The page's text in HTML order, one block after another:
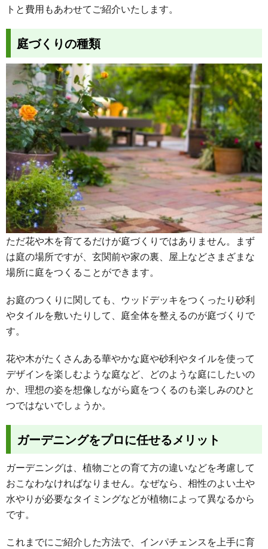
トと費用もあわせてご紹介いたします。
庭づくりの種類
ただ花や木を育てるだけが庭づくりではありません。まず
は庭の場所ですが、玄関前や家の裏、屋上などさまざまな
場所に庭をつくることができます。
お庭のつくりに関しても、ウッドデッキをつくったり砂利
やタイルを敷いたりして、庭全体を整えるのが庭づくりで
す。
花や木がたくさんある華やかな庭や砂利やタイルを使って
デザインを楽しむような庭など、どのような庭にしたいの
か、理想の姿を想像しながら庭をつくるのも楽しみのひと
つではないでしょうか。
ガーデニングをプロに任せるメリット
ガーデニングは、植物ごとの育て方の違いなどを考慮して
おこなわなければなりません。なぜなら、相性のよい土や
水やりが必要なタイミングなどが植物によって異なるから
です。
これまでにご紹介した方法で、インパチェンスを上手に育